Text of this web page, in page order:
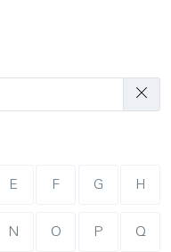
E F G H
N O P Q